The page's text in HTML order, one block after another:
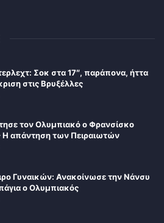
Σοκ στα 17″, παράπονα, ήττα
στις Βρυξέλλες
τον Ολυμπιακό ο Φρανσίσκο
Η απάντηση των Πειραιωτών
Γυναικών: Ανακοίνωσε την Νάνσυ
ο Ολυμπιακός